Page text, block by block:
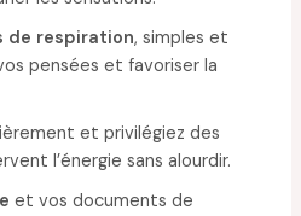
de respiration, simples et
pensées et favoriser la
et privilégiez des
l’énergie sans alourdir.
et vos documents de